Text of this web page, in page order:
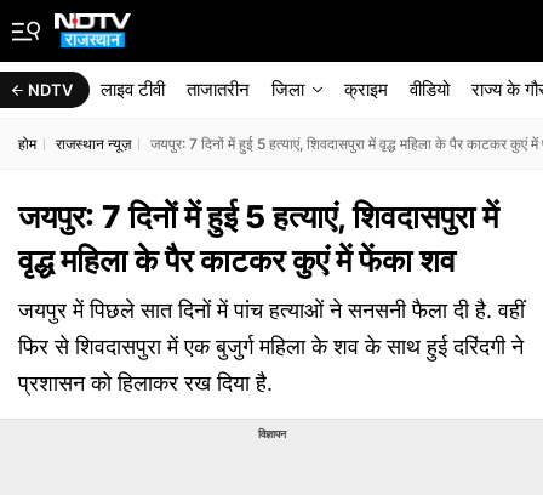
NDTV लाइव टीवी ताजातरीन जिला क्राइम वीडियो राज्‍य के
होम राजस्थान न्यूज़ जयपुर: 7 दिनों में हुई 5 हत्याएं, शिवदासपुरा में वृद्ध महिला के पैर काटकर कुएं
जयपुर: 7 दिनों में हुई 5 हत्याएं, शिवदासपुरा में
वृद्ध महिला के पैर काटकर कुएं में फेंका शव
जयपुर में पिछले सात दिनों में पांच हत्याओं ने सनसनी फैला दी है. वहीं
फिर से शिवदासपुरा में एक बुजुर्ग महिला के शव के साथ हुई दरिंदगी ने
प्रशासन को हिलाकर रख दिया है.
विज्ञापन